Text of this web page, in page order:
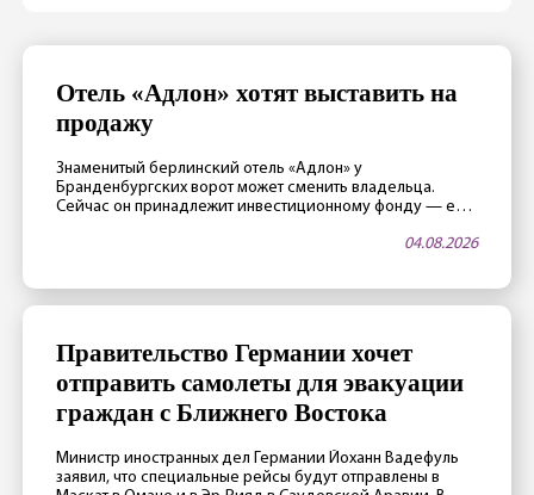
Отель «Адлон» хотят выставить на
продажу
Знаменитый берлинский отель «Адлон» у
Бранденбургских ворот может сменить владельца.
Сейчас он принадлежит инвестиционному фонду — его
хотят продать отель. Не последнюю роль играет и
закрытый фонд Fundus-Fund 31. По данным издания
04.08.2026
Правительство Германии хочет
отправить самолеты для эвакуации
граждан с Ближнего Востока
Министр иностранных дел Германии Йоханн Вадефуль
заявил, что специальные рейсы будут отправлены в